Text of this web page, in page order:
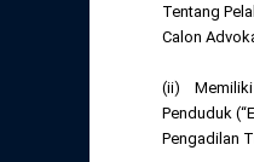
Tentang
Calon
(ii) Memiliki
Penduduk
Pengadilan